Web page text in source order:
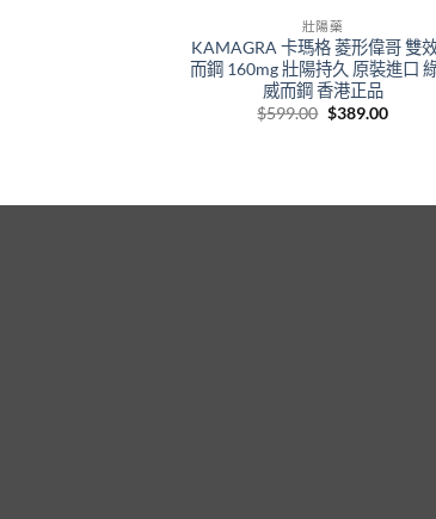
壯陽藥
KAMAGRA 卡瑪格 菱形偉哥 雙
而鋼 160mg 壯陽持久 原裝進口
威而鋼 香港正品
$599.00 Original
$389.00Current